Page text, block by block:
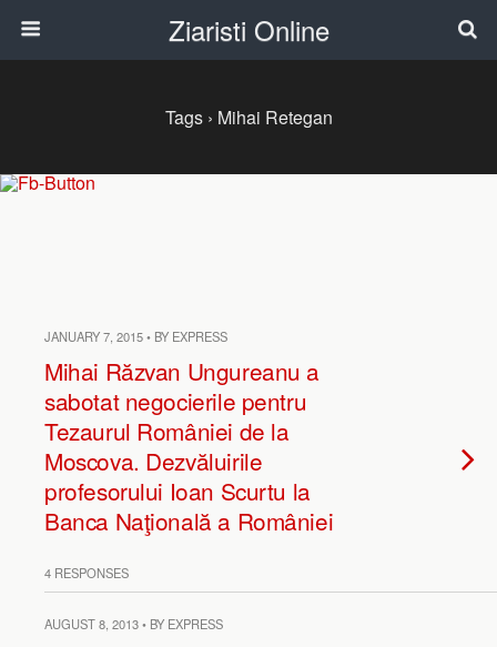
Ziaristi Online
Tags › Mihai Retegan
JANUARY 7, 2015 • BY EXPRESS
Mihai Răzvan Ungureanu a
sabotat negocierile pentru
Tezaurul României de la
Moscova. Dezvăluirile
profesorului Ioan Scurtu la
Banca Naţională a României
4 RESPONSES
AUGUST 8, 2013 • BY EXPRESS